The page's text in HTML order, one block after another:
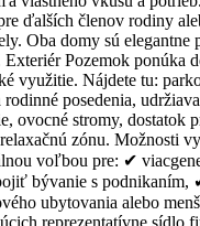
ďalších členov rodiny
Oba domy sú elegantne
Exteriér Pozemok ponúka
využitie. Nájdete tu:
posedenia,
ovocné stromy, dostatok
zónu. Možnosti
voľbou pre: ✔
bývanie s podnikaním,
ubytovania alebo